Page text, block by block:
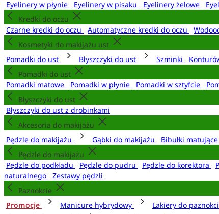
Eyelinery w płynie
Eyelinery w pisaku Eyelinery żelowe
Kredki do oczu
Czarne kredki do oczu
Automatyczne kredki do oczu
Kosmetyki do makijażu ust
Pomadki do ust
Błyszczyki do ust Szminki
Pomadki do ust
Pomadki matowe
Pomadki w płynie Pomadki w sztyfcie
Błyszczyki do ust
Błyszczyki do ust z drobinkami
Akcesoria do makijażu
Pędzle do makijażu
Gąbki do makijażu Bibułki matujące
Pędzle do makijażu
Pędzle do podkładu
Pędzle do pudru Pędzle do korektora
naturalnego
Zestawy pędzli
Paznokcie
Promocje
Manicure hybrydowy Lakiery do paznokci